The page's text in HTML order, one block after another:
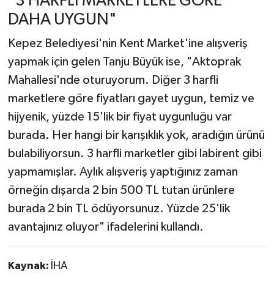
DAHA UYGUN"
Kepez Belediyesi'nin Kent Market'ine alışveriş
yapmak için gelen Tanju Büyük ise, "Aktoprak
Mahallesi'nde oturuyorum. Diğer 3 harfli
marketlere göre fiyatları gayet uygun, temiz ve
hijyenik, yüzde 15'lik bir fiyat uygunluğu var
burada. Her hangi bir karışıklık yok, aradığın ürünü
bulabiliyorsun. 3 harfli marketler gibi labirent gibi
yapmamışlar. Aylık alışveriş yaptığınız zaman
örneğin dışarda 2 bin 500 TL tutan ürünlere
burada 2 bin TL ödüyorsunuz. Yüzde 25'lik
avantajınız oluyor" ifadelerini kullandı.
Kaynak: İHA